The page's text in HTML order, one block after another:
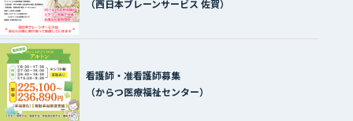
（西日本ブレーンサービス 佐賀）
看護師・准看護師募集
（からつ医療福祉センター）